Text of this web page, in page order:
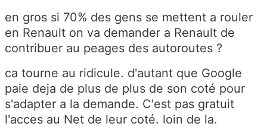
en gros si 70% des gens se mettent a rouler
en Renault on va demander a Renault de
contribuer au peages des autoroutes ?
ca tourne au ridicule. d'autant que Google
paie deja de plus de plus de son coté pour
s'adapter a la demande. C'est pas gratuit
l'acces au Net de leur coté. loin de la.